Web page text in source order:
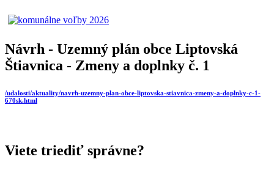
Návrh - Uzemný plán obce Liptovská
Štiavnica - Zmeny a doplnky č. 1
/udalosti/aktuality/navrh-uzemny-plan-obce-liptovska-stiavnica-zmeny-a-doplnky-c-1-
670sk.html
Viete triediť správne?